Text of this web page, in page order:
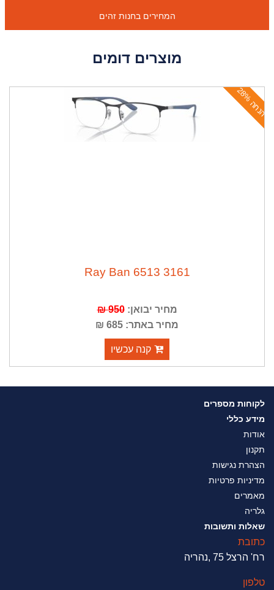
המחירים בחנות זהים
מוצרים דומים
ה
נ
ח
ה
2
8
Ray Ban 6513 3161
מחיר יבואן:950 ₪
מחיר באתר: 685 ₪
קנה עכשיו
לקוחות מספרים
מידע כללי
אודות
תקנון
הצהרת נגישות
מדיניות פרטיות
מאמרים
גלריה
שאלות ותשובות
כתובת
רח' הרצל 75 ,נהריה
טלפון